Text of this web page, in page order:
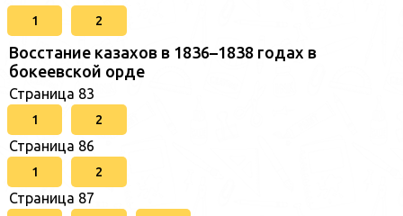
1 2
Восстание казахов в 1836–1838 годах в
бокеевской орде
Страница 83
1 2
Страница 86
1 2
Страница 87